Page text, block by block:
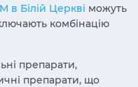
в Білій Церкві можуть
комбінацію
препарати,
препарати, що